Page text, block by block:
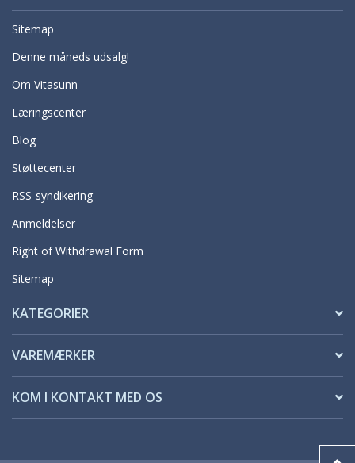
Sitemap
Denne måneds udsalg!
Om Vitasunn
Læringscenter
Blog
Støttecenter
RSS-syndikering
Anmeldelser
Right of Withdrawal Form
Sitemap
KATEGORIER
VAREMÆRKER
KOM I KONTAKT MED OS